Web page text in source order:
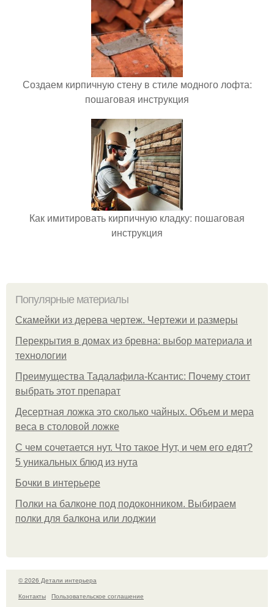
Создаем кирпичную стену в стиле модного лофта:
пошаговая инструкция
Как имитировать кирпичную кладку: пошаговая
инструкция
Популярные материалы
Скамейки из дерева чертеж. Чертежи и размеры
Перекрытия в домах из бревна: выбор материала и
технологии
Преимущества Тадалафила-Ксантис: Почему стоит
выбрать этот препарат
Десертная ложка это сколько чайных. Объем и мера
веса в столовой ложке
С чем сочетается нут. Что такое Нут, и чем его едят?
5 уникальных блюд из нута
Бочки в интерьере
Полки на балконе под подоконником. Выбираем
полки для балкона или лоджии
© 2026 Детали интерьера
Контакты
Пользовательское соглашение